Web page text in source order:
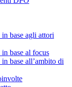
base agli attori
base al focus
base all’ambito di